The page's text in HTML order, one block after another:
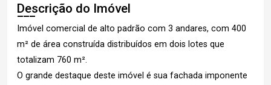
Descrição do Imóvel
Imóvel comercial de alto padrão com 3 andares, com 400
m² de área construída distribuídos em dois lotes que
totalizam 760 m².
O grande destaque deste imóvel é sua fachada imponente